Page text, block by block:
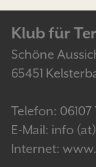
Klub für
Schöne
65451
Telefon: 06107
E-Mail: info
Internet: